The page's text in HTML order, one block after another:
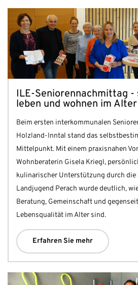
ILE-Seniorennachmittag
leben und wohnen im Alter
Beim ersten interkommunalen
Holzland-Inntal stand das
Mittelpunkt. Mit einem praxisnahen
Wohnberaterin Gisela Kriegl,
kulinarischer Unterstützung durch die
Landjugend Perach wurde deutlich,
Beratung, Gemeinschaft und
Lebensqualität im Alter sind.
Erfahren Sie mehr